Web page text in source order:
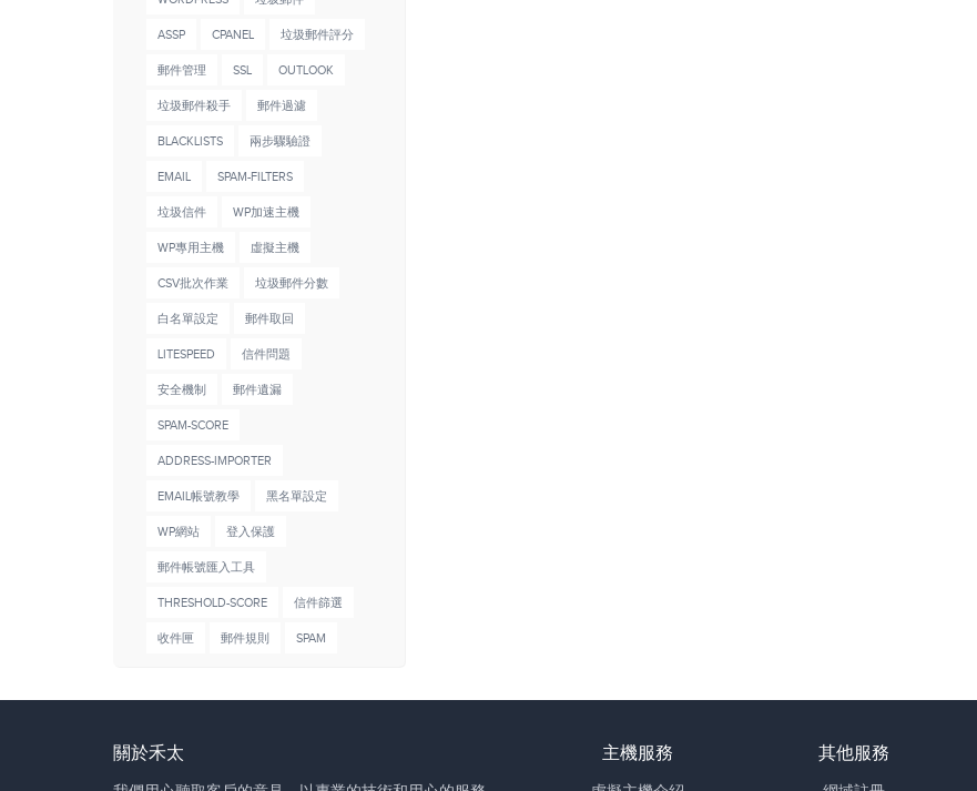
ASSP CPANEL 垃圾郵件評分
郵件管理 SSL OUTLOOK
垃圾郵件殺手 郵件過濾
BLACKLISTS 兩步驟驗證
EMAIL SPAM-FILTERS
垃圾信件 WP加速主機
WP專用主機 虛擬主機
CSV批次作業 垃圾郵件分數
白名單設定 郵件取回
LITESPEED 信件問題
安全機制 郵件遺漏
SPAM-SCORE
ADDRESS-IMPORTER
EMAIL帳號教學 黑名單設定
WP網站 登入保護
郵件帳號匯入工具
THRESHOLD-SCORE 信件篩選
收件匣 郵件規則 SPAM
關於禾太 主機服務 其他服務